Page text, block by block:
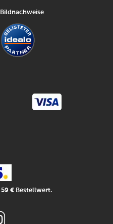
Bildnachweise
59 € Bestellwert.